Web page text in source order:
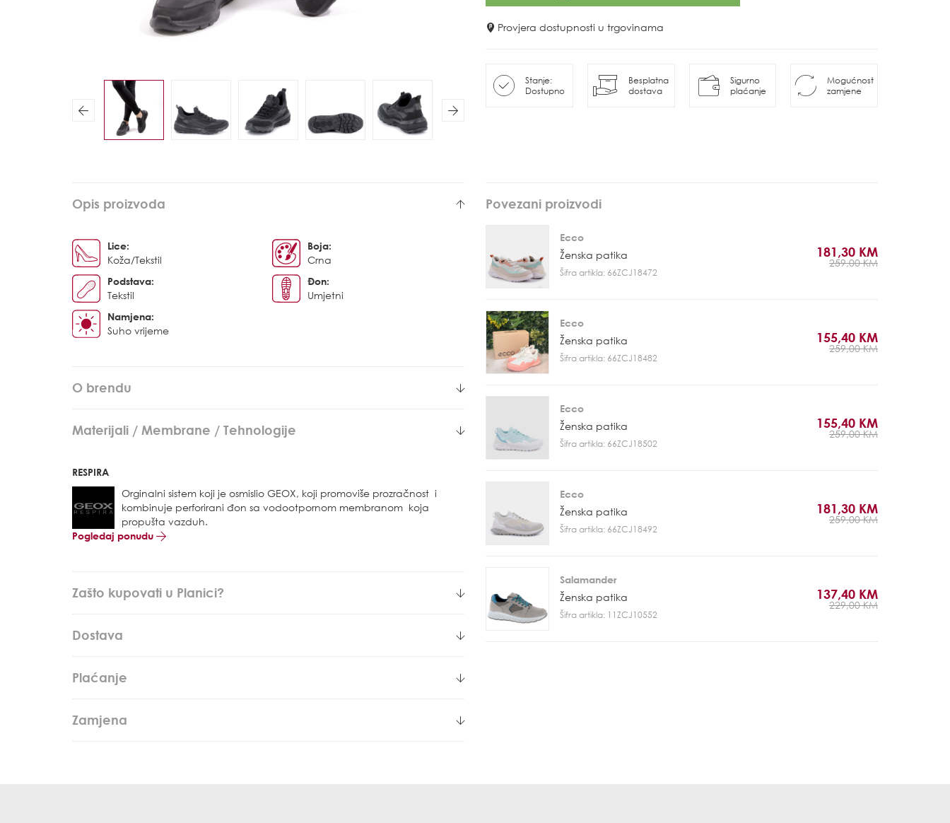
Previous Next
Provjera dostupnosti u trgovinama
Stanje:
Dostupno
Besplatna
dostava
Sigurno
plaćanje
Mogućnost
zamjene
Opis proizvoda
Lice:
Koža/Tekstil
Boja:
Crna
Podstava:
Tekstil
Đon:
Umjetni
Namjena:
Suho vrijeme
O brendu
Materijali / Membrane / Tehnologije
RESPIRA
Orginalni sistem koji je osmislio GEOX, koji promoviše prozračnost i
kombinuje perforirani đon sa vodootpornom membranom koja
propušta vazduh.
Pogledaj ponudu
Zašto kupovati u Planici?
Dostava
Plaćanje
Zamjena
Povezani proizvodi
Ecco
Ženska patika
Šifra artikla: 66ZCJ18472
181,30 KM
259,00 KM
Ecco
Ženska patika
Šifra artikla: 66ZCJ18482
155,40 KM
259,00 KM
Ecco
Ženska patika
Šifra artikla: 66ZCJ18502
155,40 KM
259,00 KM
Ecco
Ženska patika
Šifra artikla: 66ZCJ18492
181,30 KM
259,00 KM
Salamander
Ženska patika
Šifra artikla: 11ZCJ10552
137,40 KM
229,00 KM